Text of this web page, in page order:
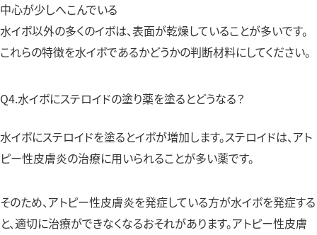
中心が少しへこんでいる
水イボ以外の多くのイボは、表面が乾燥していることが多いです。
これらの特徴を水イボであるかどうかの判断材料にしてください。
Q4.水イボにステロイドの塗り薬を塗るとどうなる？
水イボにステロイドを塗るとイボが増加します。ステロイドは、アト
ピー性皮膚炎の治療に用いられることが多い薬です。
そのため、アトピー性皮膚炎を発症している方が水イボを発症する
と、適切に治療ができなくなるおそれがあります。アトピー性皮膚